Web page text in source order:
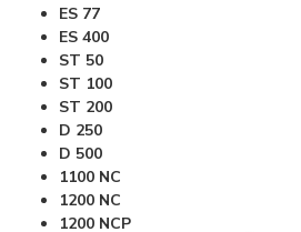
ES 77
ES 400
ST 50
ST 100
ST 200
D 250
D 500
1100 NC
1200 NC
1200 NCP